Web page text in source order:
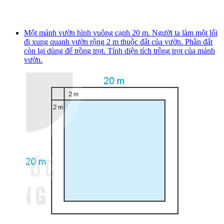
Một mảnh vườn hình vuông cạnh 20 m. Người ta làm một lối
đi xung quanh vườn rộng 2 m thuộc đất của vườn. Phần đất
còn lại dùng để trồng trọt. Tính diện tích trồng trọt của mảnh
vườn.